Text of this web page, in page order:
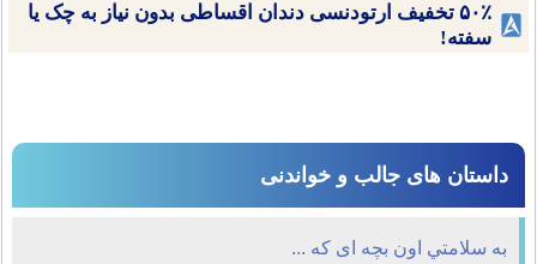
۵۰٪ تخفیف ارتودنسی دندان اقساطی بدون نیاز به چک یا
سفته!
داستان های جالب و خواندنی
به سلامتي اون بچه ای که ...